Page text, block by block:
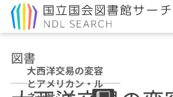
図書
大西洋交易の変容
とアメリカン・ル